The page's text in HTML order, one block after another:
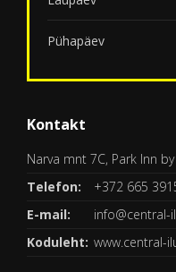
Pühapäev
Kontakt
Narva mnt 7C, Park Inn
Telefon:
+372 665
E-mail:
info@central-
Koduleht: www.central-